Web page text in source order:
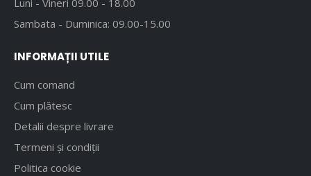
Luni - Vineri 09.00 - 18.00
Sambata - Duminica: 09.00-15.00
INFORMAȚII UTILE
Cum comand
Cum plătesc
Detalii despre livrare
Termeni și condiții
Politica cookie